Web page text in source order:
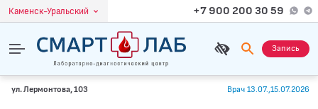
Каменск-Уральский +7 900 200 30 59
Запись
ул. Лермонтова, 103 Врач 13.07.,15.07.2026